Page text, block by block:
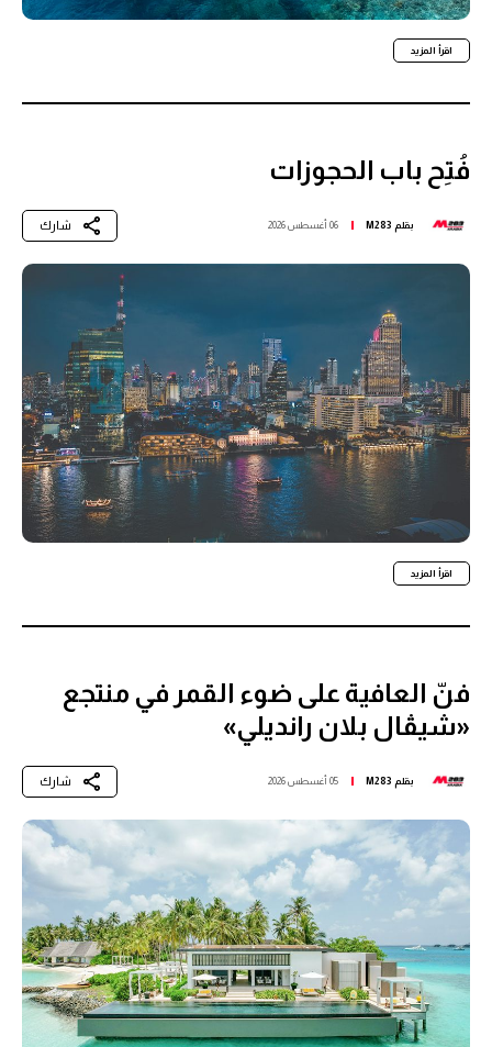
اقرأ المزيد
فُتِح باب الحجوزات
بقلم M283 06 أغسطس 2026 شارك
اقرأ المزيد
فنّ العافية على ضوء القمر في منتجع
«شيڤال بلان رانديلي»
بقلم M283 05 أغسطس 2026 شارك